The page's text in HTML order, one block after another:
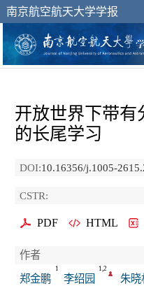
南京航空航天大学学报
开放世界下带有
的长尾学习
DOI:10.16356/j.1005-
CSTR:
PDF HTML
作者
郑金鹏
1
李绍园
1,2
朱晓